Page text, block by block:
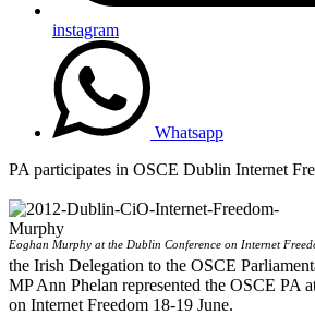
instagram
Whatsapp
PA participates in OSCE Dublin Internet
Eoghan Murphy at the Dublin Conference on Internet
the Irish Delegation to the OSCE
MP Ann Phelan represented the OSCE PA
on Internet Freedom 18-19 June.